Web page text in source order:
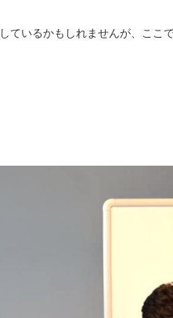
ているかもしれませんが、ここ